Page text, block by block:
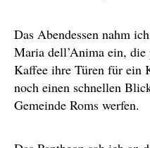
Das Abendessen nahm
Maria dell’Anima ein,
Kaffee ihre Türen für ein
noch einen schnellen
Gemeinde Roms werfen.